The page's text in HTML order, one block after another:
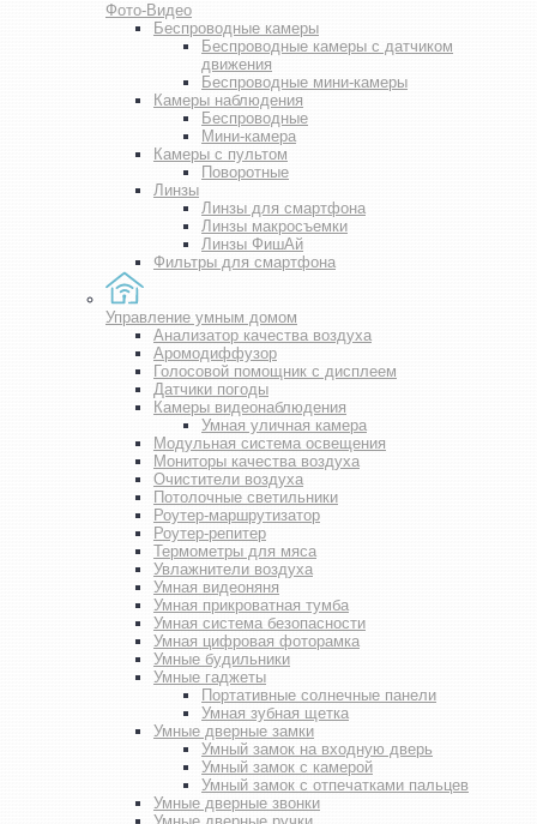
Фото-Видео
Беспроводные камеры
Беспроводные камеры с датчиком
движения
Беспроводные мини-камеры
Камеры наблюдения
Беспроводные
Мини-камера
Камеры с пультом
Поворотные
Линзы
Линзы для смартфона
Линзы макросъемки
Линзы ФишАй
Фильтры для смартфона
Управление умным домом
Анализатор качества воздуха
Аромодиффузор
Голосовой помощник с дисплеем
Датчики погоды
Камеры видеонаблюдения
Умная уличная камера
Модульная система освещения
Мониторы качества воздуха
Очистители воздуха
Потолочные светильники
Роутер-маршрутизатор
Роутер-репитер
Термометры для мяса
Увлажнители воздуха
Умная видеоняня
Умная прикроватная тумба
Умная система безопасности
Умная цифровая фоторамка
Умные будильники
Умные гаджеты
Портативные солнечные панели
Умная зубная щетка
Умные дверные замки
Умный замок на входную дверь
Умный замок с камерой
Умный замок с отпечатками пальцев
Умные дверные звонки